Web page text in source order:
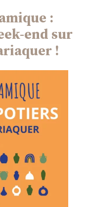
:
end sur
!